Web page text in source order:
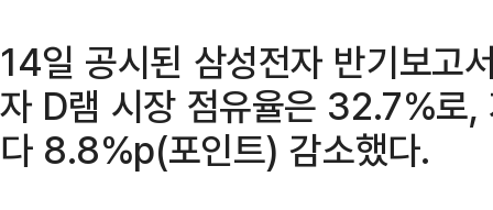
14일 공시된 삼성전자 반기보고
자 D램 시장 점유율은 32.7%로
다 8.8%p(포인트) 감소했다.